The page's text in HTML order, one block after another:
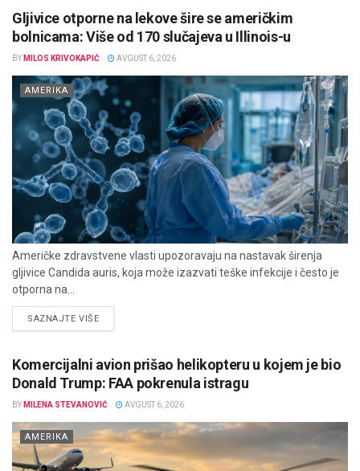
Gljivice otporne na lekove šire se američkim
bolnicama: Više od 170 slučajeva u Illinois-u
BY MILOS KRIVOKAPIĆ AVGUST 6, 2026
AMERIKA
Američke zdravstvene vlasti upozoravaju na nastavak širenja
gljivice Candida auris, koja može izazvati teške infekcije i često je
otporna na...
SAZNAJTE VIŠEDETAILS
Komercijalni avion prišao helikopteru u kojem je bio
Donald Trump: FAA pokrenula istragu
BY MILENA STEVANOVIĆ AVGUST 6, 2026
AMERIKA